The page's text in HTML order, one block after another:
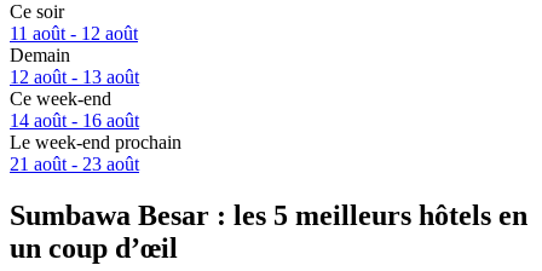
Ce soir
11 août - 12 août
Demain
12 août - 13 août
Ce week-end
14 août - 16 août
Le week-end prochain
21 août - 23 août
Sumbawa Besar : les 5 meilleurs hôtels en
un coup d’œil